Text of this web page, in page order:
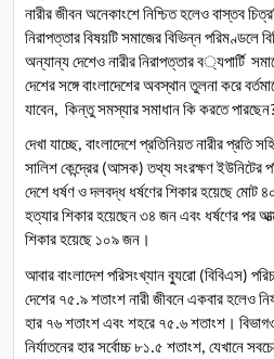
নারীরজীবনঅনেকাংশেনিশ্চিতহলেওবাস্তব
নিরাপত্তারবিষয়টিসমাজেরবিভিন্নপরিমণ্ডলে
অন্যান্যদেশেওনারীরনিরাপত্তারব্যপার্টি
দেশেরসঙ্গেবাংলাদেশেরঅবস্থানতুলনাকরে
যাবেন, কিন্তুসমস্যারসমাধানকিকরতেপারছেন
দেখাযাচ্ছে, বাংলাদেশেপ্রতিনিয়তনারীরপ্রতি
সালিশকেন্দ্রের (আসক) তথ্যসংরক্ষণইউনিটের
দেশেধর্ষণওদলবদ্ধধর্ষণেরশিকারহয়েছেমোট
হত্যারশিকারহয়েছেন৩৪ জনএবং ধর্ষণেরপর
শিকারহয়েছে ১০৯জন।
আবারবাংলাদেশপরিসংখ্যানব্যুরো (বিবিএস)
দেশের ৭৫.৯শতাংশনারীজীবনেএকবারহলেও
হার ৭৬শতাংশএবং শহরে ৭৫.৬শতাংশ।
নির্যাতনেরহারসর্বোচ্চ৮১.৫ শতাংশ, যেখানে